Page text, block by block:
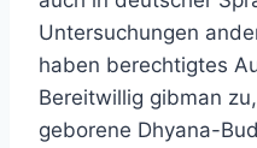
Untersuchungen
haben berechtigtes
Bereitwillig gibman
geborene Dhyana-